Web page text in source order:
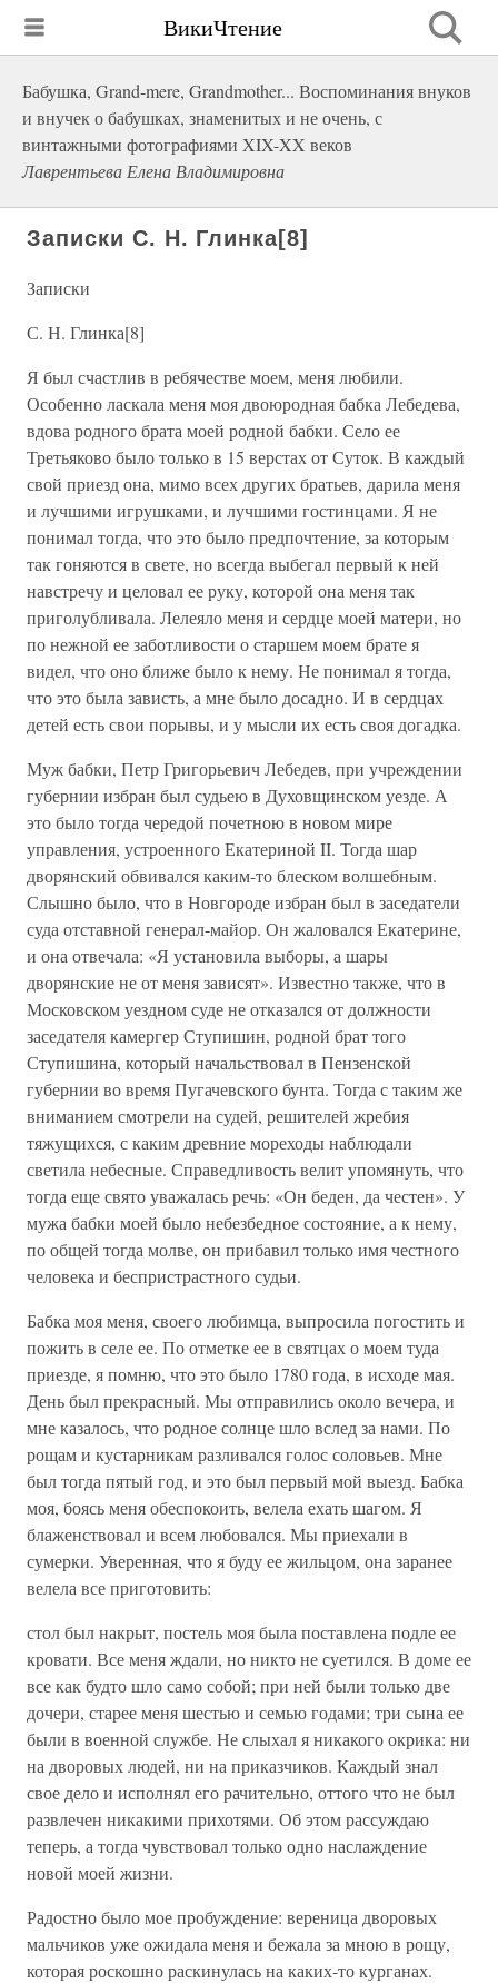
ВикиЧтение
Бабушка, Grand-mere, Grandmother... Воспоминания внуков
и внучек о бабушках, знаменитых и не очень, с
винтажными фотографиями XIX-XX веков
Лаврентьева Елена Владимировна
Записки С. Н. Глинка[8]
Записки
С. Н. Глинка[8]
Я был счастлив в ребячестве моем, меня любили.
Особенно ласкала меня моя двоюродная бабка Лебедева,
вдова родного брата моей родной бабки. Село ее
Третьяково было только в 15 верстах от Суток. В каждый
свой приезд она, мимо всех других братьев, дарила меня
и лучшими игрушками, и лучшими гостинцами. Я не
понимал тогда, что это было предпочтение, за которым
так гоняются в свете, но всегда выбегал первый к ней
навстречу и целовал ее руку, которой она меня так
приголубливала. Лелеяло меня и сердце моей матери, но
по нежной ее заботливости о старшем моем брате я
видел, что оно ближе было к нему. Не понимал я тогда,
что это была зависть, а мне было досадно. И в сердцах
детей есть свои порывы, и у мысли их есть своя догадка.
Муж бабки, Петр Григорьевич Лебедев, при учреждении
губернии избран был судьею в Духовщинском уезде. А
это было тогда чередой почетною в новом мире
управления, устроенного Екатериной II. Тогда шар
дворянский обвивался каким-то блеском волшебным.
Слышно было, что в Новгороде избран был в заседатели
суда отставной генерал-майор. Он жаловался Екатерине,
и она отвечала: «Я установила выборы, а шары
дворянские не от меня зависят». Известно также, что в
Московском уездном суде не отказался от должности
заседателя камергер Ступишин, родной брат того
Ступишина, который начальствовал в Пензенской
губернии во время Пугачевского бунта. Тогда с таким же
вниманием смотрели на судей, решителей жребия
тяжущихся, с каким древние мореходы наблюдали
светила небесные. Справедливость велит упомянуть, что
тогда еще свято уважалась речь: «Он беден, да честен». У
мужа бабки моей было небезбедное состояние, а к нему,
по общей тогда молве, он прибавил только имя честного
человека и беспристрастного судьи.
Бабка моя меня, своего любимца, выпросила погостить и
пожить в селе ее. По отметке ее в святцах о моем туда
приезде, я помню, что это было 1780 года, в исходе мая.
День был прекрасный. Мы отправились около вечера, и
мне казалось, что родное солнце шло вслед за нами. По
рощам и кустарникам разливался голос соловьев. Мне
был тогда пятый год, и это был первый мой выезд. Бабка
моя, боясь меня обеспокоить, велела ехать шагом. Я
блаженствовал и всем любовался. Мы приехали в
сумерки. Уверенная, что я буду ее жильцом, она заранее
велела все приготовить:
стол был накрыт, постель моя была поставлена подле ее
кровати. Все меня ждали, но никто не суетился. В доме ее
все как будто шло само собой; при ней были только две
дочери, старее меня шестью и семью годами; три сына ее
были в военной службе. Не слыхал я никакого окрика: ни
на дворовых людей, ни на приказчиков. Каждый знал
свое дело и исполнял его рачительно, оттого что не был
развлечен никакими прихотями. Об этом рассуждаю
теперь, а тогда чувствовал только одно наслаждение
новой моей жизни.
Радостно было мое пробуждение: вереница дворовых
мальчиков уже ожидала меня и бежала за мною в рощу,
которая роскошно раскинулась на каких-то курганах.